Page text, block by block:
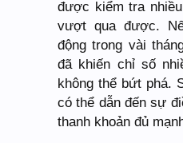
được kiểm tra
vượt qua được.
động trong vài
đã khiến chỉ số
không thể bứt phá.
có thể dẫn đến sự
thanh khoản đủ